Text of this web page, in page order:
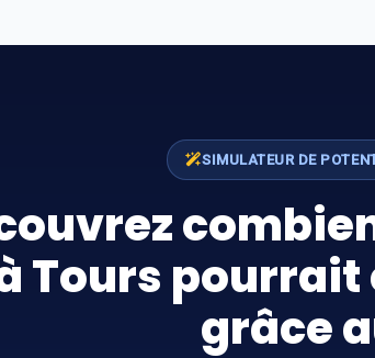
SIMULATEUR DE
Tours
grâce